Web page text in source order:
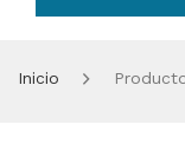
Inicio